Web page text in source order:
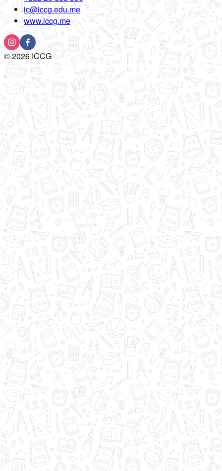
ic@iccg.edu.me
www.iccg.me
©2026ICCG